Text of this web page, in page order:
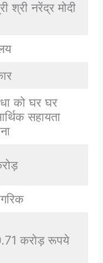
श्री नरेंद्र मोदी
को घर घर
सहायता
करोड़ रूपये